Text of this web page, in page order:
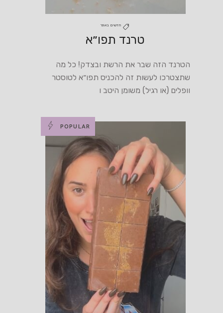
חדשים באתר
טרנד תפו״א
הטרנד הזה שבר את הרשת ובצדק! כל מה
שתצטרכו לעשות זה להכניס תפו״א לטוסטר
וופלים (או רגיל) משומן היטב ו
POPULAR